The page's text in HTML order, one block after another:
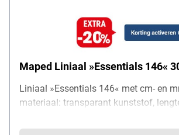
Maped Liniaal »Essentials 146«
Liniaal »Essentials 146« met cm- en
materiaal: transparant kunststof,